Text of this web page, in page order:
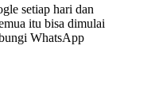
setiap hari dan
itu bisa dimulai
WhatsApp